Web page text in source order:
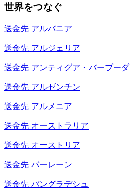
世界をつなぐ
送金先 アルバニア
送金先 アルジェリア
送金先 アンティグア・バーブーダ
送金先 アルゼンチン
送金先 アルメニア
送金先 オーストラリア
送金先 オーストリア
送金先 バーレーン
送金先 バングラデシュ